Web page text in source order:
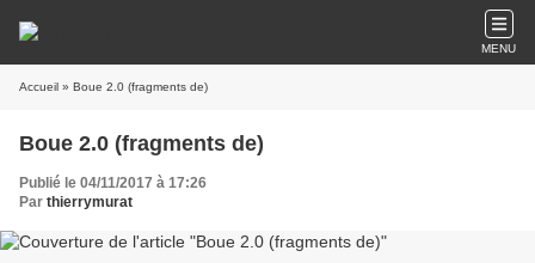
MENU
Accueil » Boue 2.0 (fragments de)
Boue 2.0 (fragments de)
Publié le 04/11/2017 à 17:26
Par thierrymurat